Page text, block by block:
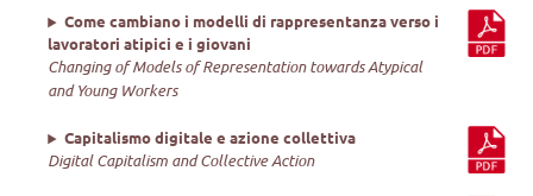
Come cambiano i modelli di rappresentanza verso i
lavoratori atipici e i giovani
Changing of Models of Representation towards Atypical
and Young Workers
Capitalismo digitale e azione collettiva
Digital Capitalism and Collective Action